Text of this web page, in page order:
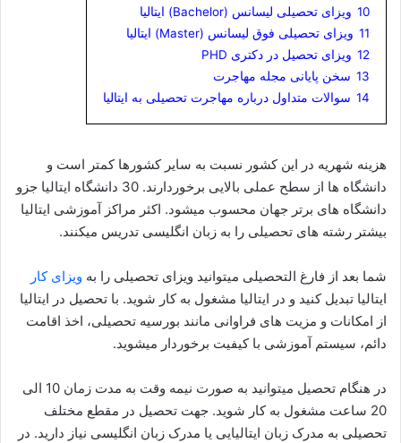
10 ویزای تحصیلی لیسانس (Bachelor) ایتالیا
11 ویزای تحصیلی فوق لیسانس (Master) ایتالیا
12 ویزای تحصیل در دکتری PHD
13 سخن پایانی مجله مهاجرت
14 سوالات متداول درباره مهاجرت تحصیلی به ایتالیا
هزینه شهریه در این کشور نسبت به سایر کشورها کمتر است و
دانشگاه ها از سطح عملی بالایی برخوردارند. 30 دانشگاه ایتالیا جزو
دانشگاه های برتر جهان محسوب میشود. اکثر مراکز آموزشی ایتالیا
بیشتر رشته های تحصیلی را به زبان انگلیسی تدریس میکنند.
شما بعد از فارغ التحصیلی میتوانید ویزای تحصیلی را به ویزای کار
ایتالیا تبدیل کنید و در ایتالیا مشغول به کار شوید. با تحصیل در ایتالیا
از امکانات و مزیت های فراوانی مانند بورسیه تحصیلی، اخذ اقامت
دائم، سیستم آموزشی با کیفیت برخوردار میشوید.
در هنگام تحصیل میتوانید به صورت نیمه وقت به مدت زمان 10 الی
20 ساعت مشغول به کار شوید. جهت تحصیل در مقطع مختلف
تحصیلی به مدرک زبان ایتالیایی یا مدرک زبان انگلیسی نیاز دارید. در